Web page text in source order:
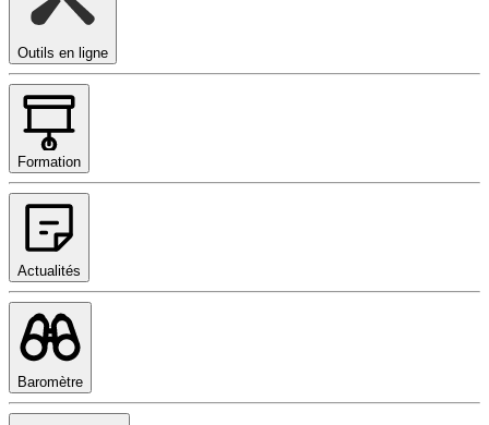
Outils en ligne
Formation
Actualités
Baromètre